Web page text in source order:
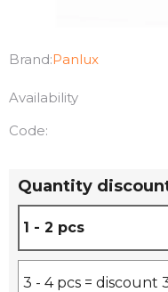
Brand:Panlux
Availability
Code:
Quantity
1 - 2 pcs
3 - 4 pcs = discount